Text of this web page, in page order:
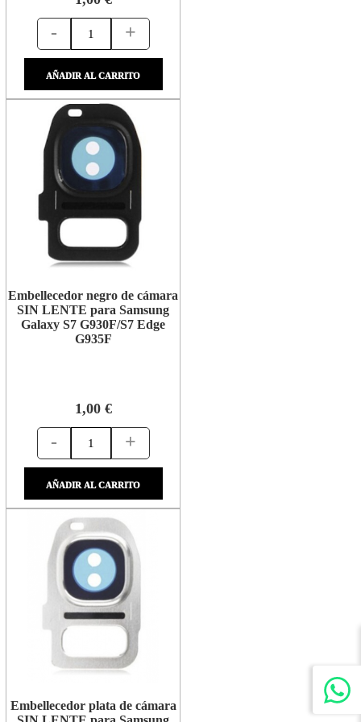
- +
AÑADIR AL CARRITO
Embellecedor negro de cámara
SIN LENTE para Samsung
Galaxy S7 G930F/S7 Edge
G935F
1,00 €
- +
AÑADIR AL CARRITO
Embellecedor plata de cámara